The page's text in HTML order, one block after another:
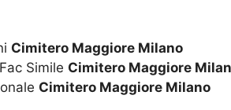
Cimitero Maggiore Milano
Simile Cimitero Maggiore
Cimitero Maggiore Milano